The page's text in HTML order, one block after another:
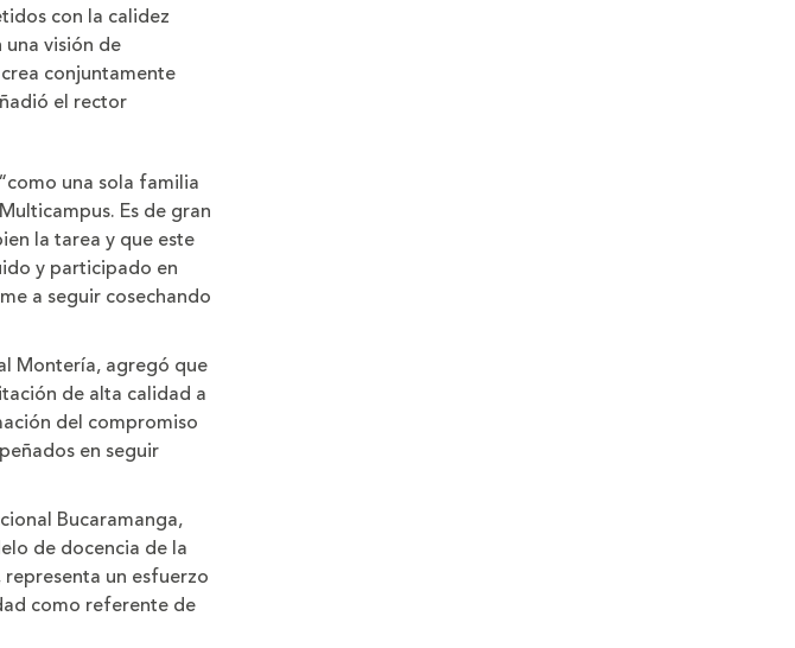
con la calidez
visión de
conjuntamente
el rector
una sola familia
Es de gran
la tarea y que este
y participado en
a seguir cosechando
Montería, agregó que
de alta calidad a
del compromiso
en seguir
Bucaramanga,
de docencia de la
un esfuerzo
como referente de